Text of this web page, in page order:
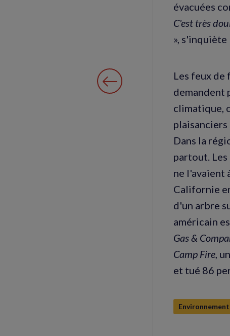
évacuées
C'est très
»,
Les feux
demandent
climatique,
plaisanciers
Dans la
partout.
ne l'avaient
Californie
d'un arbre
américain
Gas &
Camp Fire,
et tué 86